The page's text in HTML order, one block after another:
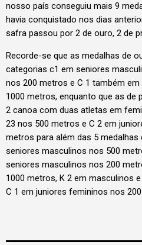
nosso país conseguiu mais 9
havia conquistado nos dias
safra passou por 2 de ouro, 2 de
Recorde-se que as medalhas de
categorias c1 em seniores
nos 200 metros e C 1 também
1000 metros, enquanto que as
2 canoa com duas atletas em
23 nos 500 metros e C 2 em
metros para além das 5 medalhas
seniores masculinos nos 500
seniores masculinos nos 200
1000 metros, K 2 em masculinos
C 1 em juniores femininos nos